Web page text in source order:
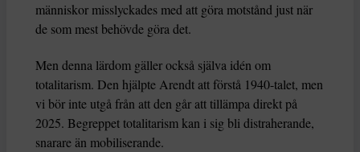
människor misslyckades med att göra motstånd just när
de som mest behövde göra det.
Men denna lärdom gäller också själva idén om
totalitarism. Den hjälpte Arendt att förstå 1940-talet, men
vi bör inte utgå från att den går att tillämpa direkt på
2025. Begreppet totalitarism kan i sig bli distraherande,
snarare än mobiliserande.